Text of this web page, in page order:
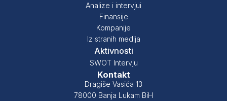
Analize i intervjui
Finansije
Kompanije
Iz stranih medija
Aktivnosti
SWOT Intervju
Kontakt
Dragiše Vasića 13
78000 Banja Lukam BiH